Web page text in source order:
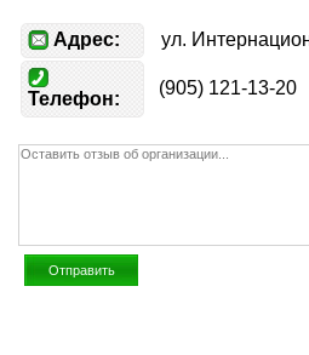
Адрес: ул.
Телефон:
(905) 121-13-20